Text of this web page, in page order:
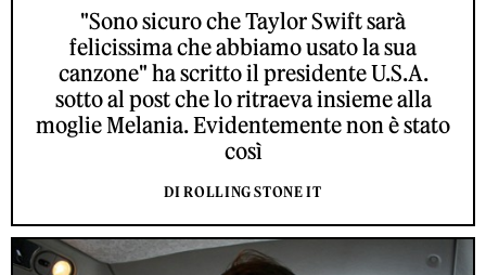
"Sono sicuro che Taylor Swift sarà
felicissima che abbiamo usato la sua
canzone" ha scritto il presidente U.S.A.
sotto al post che lo ritraeva insieme alla
moglie Melania. Evidentemente non è stato
così
DI ROLLING STONE IT